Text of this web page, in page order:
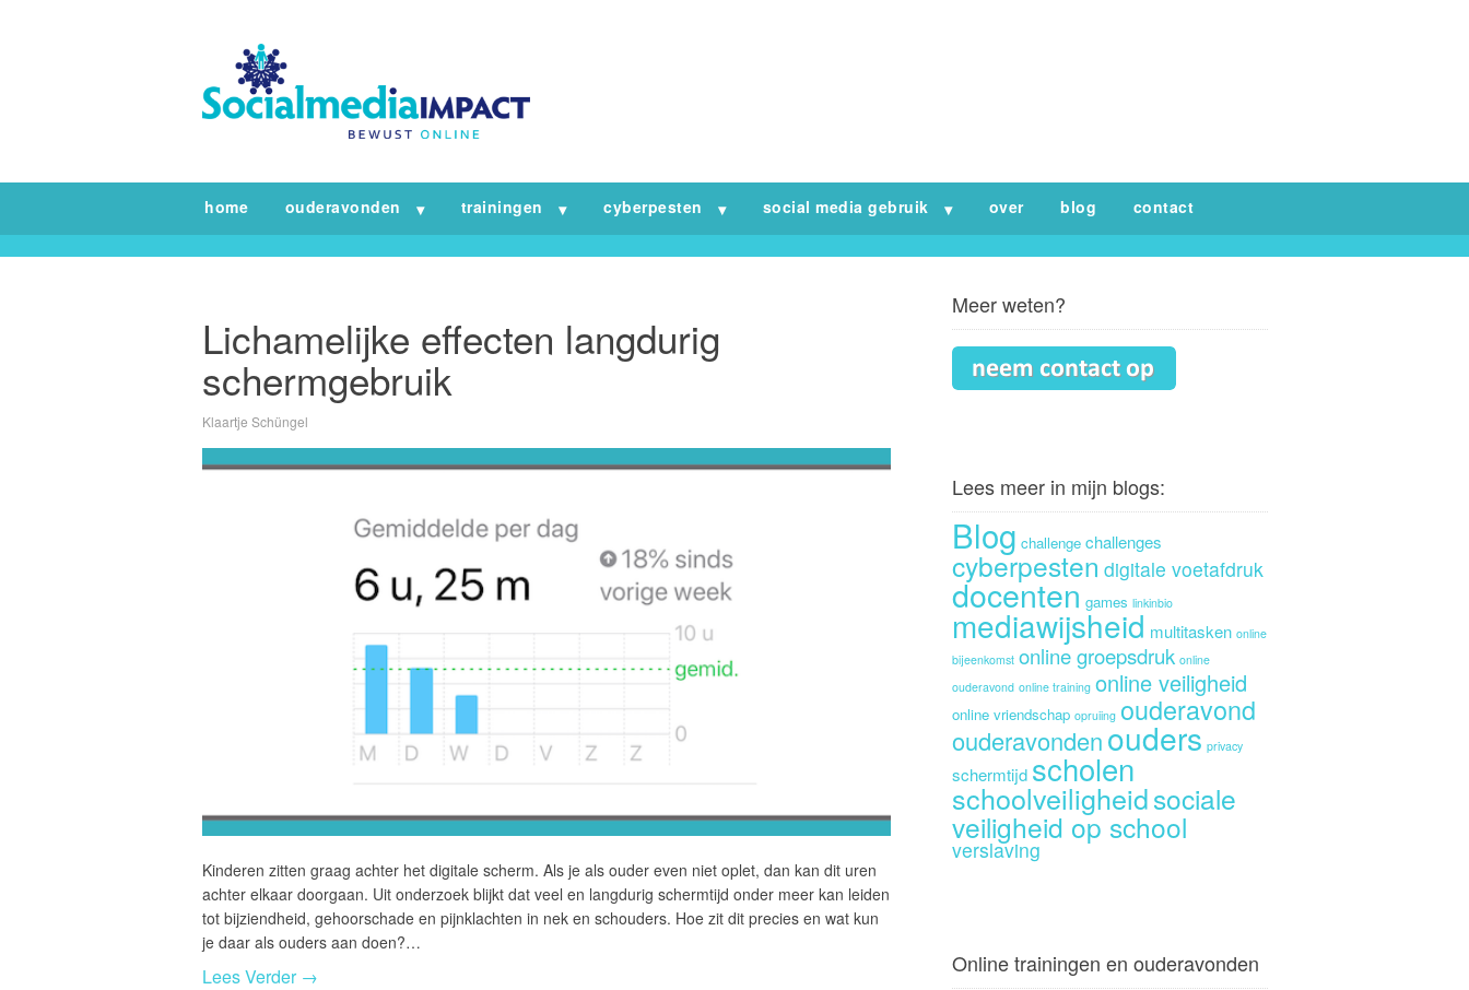
home ouderavonden trainingen cyberpesten social media gebruik over blog contact
Lichamelijke effecten langdurig
schermgebruik
Klaartje Schüngel
Kinderen zitten graag achter het digitale scherm. Als je als ouder even niet oplet, dan kan dit uren
achter elkaar doorgaan. Uit onderzoek blijkt dat veel en langdurig schermtijd onder meer kan leiden
tot bijziendheid, gehoorschade en pijnklachten in nek en schouders. Hoe zit dit precies en wat kun
je daar als ouders aan doen?…
Lees Verder →
Meer weten?
Lees meer in mijn blogs:
Blog challenge challenges
cyberpesten digitale voetafdruk
docenten games linkinbio
mediawijsheid multitasken online
bijeenkomst online groepsdruk online
ouderavond online training online veiligheid
online vriendschap opruiing ouderavond
ouderavondenouders privacy
schermtijd scholen
schoolveiligheidsociale
veiligheid op school
verslaving
Online trainingen en ouderavonden